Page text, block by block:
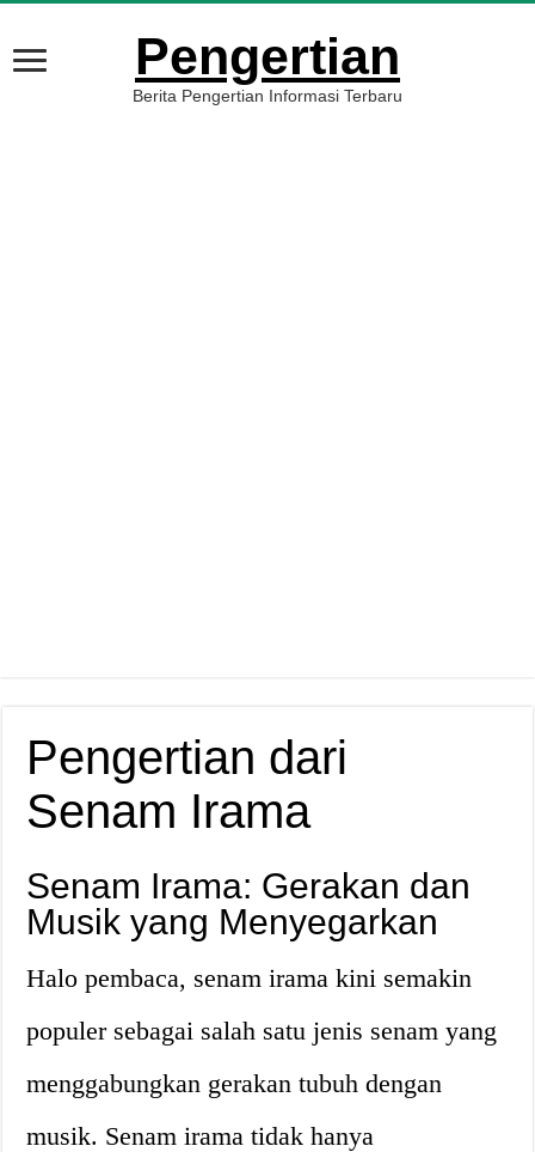
Pengertian
Berita Pengertian Informasi Terbaru
Pengertian dari
Senam Irama
Senam Irama: Gerakan dan
Musik yang Menyegarkan
Halo pembaca, senam irama kini semakin
populer sebagai salah satu jenis senam yang
menggabungkan gerakan tubuh dengan
musik. Senam irama tidak hanya